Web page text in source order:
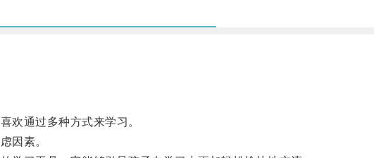
通过多种方式来学习。
因素。